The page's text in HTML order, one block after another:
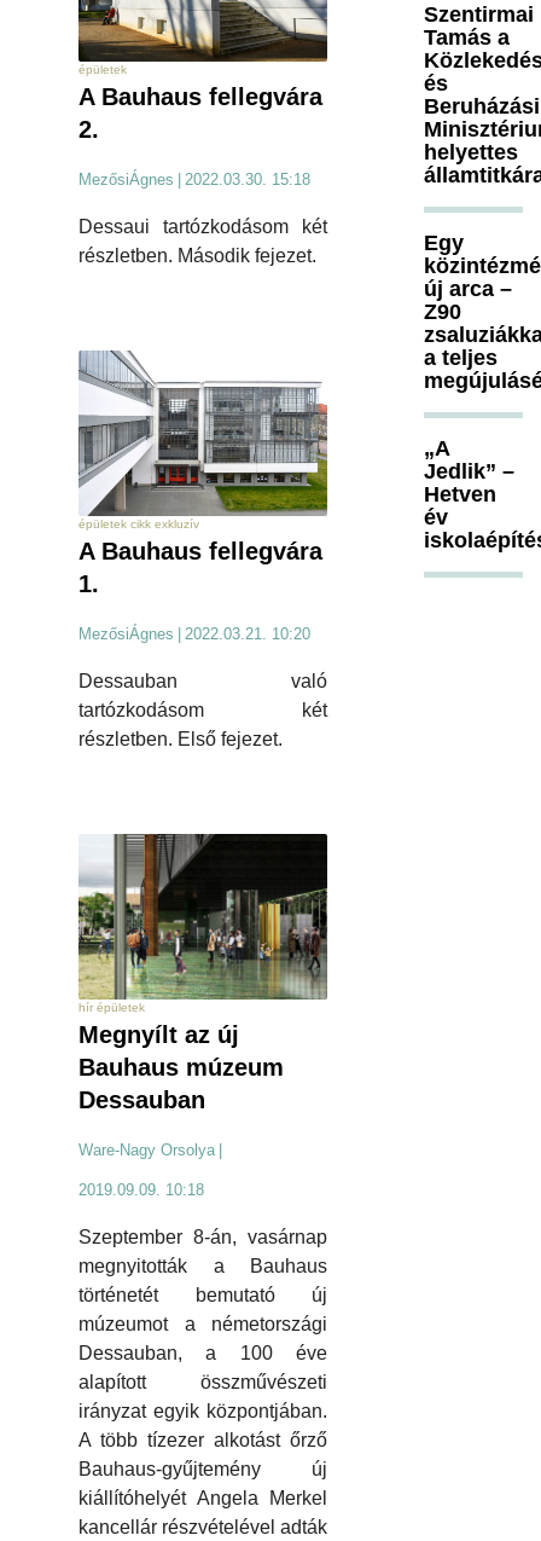
épületek
A Bauhaus fellegvára
2.
MezősiÁgnes | 2022.03.30. 15:18
Dessaui tartózkodásom két
részletben. Második fejezet.
épületek cikk exkluzív
A Bauhaus fellegvára
1.
MezősiÁgnes 2022.03.21. 10:20
Dessauban való
tartózkodásom két
részletben. Első fejezet.
hír épületek
Megnyílt az új
Bauhaus múzeum
Dessauban
Ware-Nagy Orsolya
2019.09.09. 10:18
Szeptember 8-án, vasárnap
megnyitották a Bauhaus
történetét bemutató új
múzeumot a németországi
Dessauban, a 100 éve
alapított összművészeti
irányzat egyik központjában.
A több tízezer alkotást őrző
Bauhaus-gyűjtemény új
kiállítóhelyét Angela Merkel
kancellár részvételével adták
Szentirmai
Tamás a
és
Beruházási
helyettes
Egy
új arca –
Z90
a teljes
„A
Jedlik” –
Hetven
év